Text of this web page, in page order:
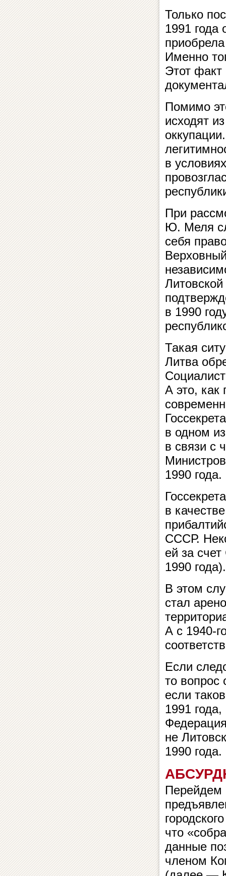
Только
1991 года
Именно
Этот
Помимо
исходят
в
При
Ю. Меля
себя
в 1990
Такая
Литва
А это, как
в одном
в связи с
1990 года.
в
СССР.
ей за
1990 года).
В этом
стал
А с 1940-
Если
то вопрос
если
1991
не
1990 года.
Перейдем
что
данные
членом